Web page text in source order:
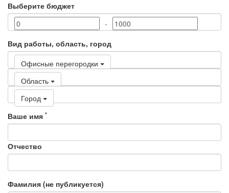
Выберите бюджет
-
Вид работы, область, город
Офисные перегородки
Область
Город
Ваше имя *
Отчество
Фамилия (не публикуется)